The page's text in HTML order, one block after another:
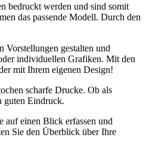
bedruckt werden und sind somit
das passende Modell. Durch den
Vorstellungen gestalten und
individuellen Grafiken. Mit den
mit Ihrem eigenen Design!
scharfe Drucke. Ob als
guten Eindruck.
auf einen Blick erfassen und
Sie den Überblick über Ihre